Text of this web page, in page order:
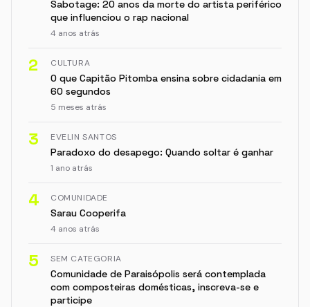
Sabotage: 20 anos da morte do artista periférico
que influenciou o rap nacional
4 anos atrás
2 CULTURA
O que Capitão Pitomba ensina sobre cidadania em
60 segundos
5 meses atrás
3 EVELIN SANTOS
Paradoxo do desapego: Quando soltar é ganhar
1 ano atrás
4 COMUNIDADE
Sarau Cooperifa
4 anos atrás
5 SEM CATEGORIA
Comunidade de Paraisópolis será contemplada
com composteiras domésticas, inscreva-se e
participe